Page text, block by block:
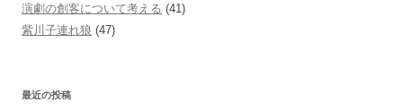
演劇の創客について考える (41)
紫川子連れ狼 (47)
最近の投稿